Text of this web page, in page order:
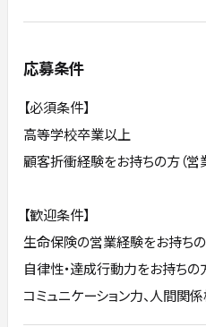
応募条件
【必須条件】
高等学校卒業以上
顧客折衝経験をお持ちの方（営
【歓迎条件】
生命保険の営業経験をお持ち
自律性・達成行動力をお持ちの
コミュニケーション力、人間関